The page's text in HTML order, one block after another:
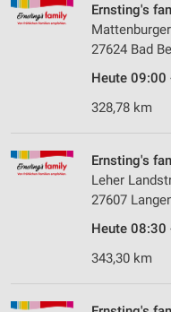
Ernsting's
27624 Bad
Heute 09:00
328,78 km
Ernsting's
Leher
27607
Heute 08:30
343,30 km